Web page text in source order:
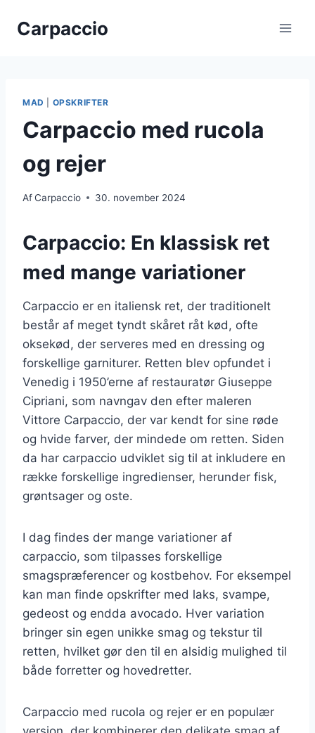
Carpaccio
MAD OPSKRIFTER
Carpaccio med rucola
og rejer
AfCarpaccio 30. november 2024
Carpaccio: En klassisk ret
med mange variationer
Carpaccio er en italiensk ret, der traditionelt
består af meget tyndt skåret råt kød, ofte
oksekød, der serveres med en dressing og
forskellige garniturer. Retten blev opfundet i
Venedig i 1950’erne af restauratør Giuseppe
Cipriani, som navngav den efter maleren
Vittore Carpaccio, der var kendt for sine røde
og hvide farver, der mindede om retten. Siden
da har carpaccio udviklet sig til at inkludere en
række forskellige ingredienser, herunder fisk,
grøntsager og oste.
I dag findes der mange variationer af
carpaccio, som tilpasses forskellige
smagspræferencer og kostbehov. For eksempel
kan man finde opskrifter med laks, svampe,
gedeost og endda avocado. Hver variation
bringer sin egen unikke smag og tekstur til
retten, hvilket gør den til en alsidig mulighed til
både forretter og hovedretter.
Carpaccio med rucola og rejer er en populær